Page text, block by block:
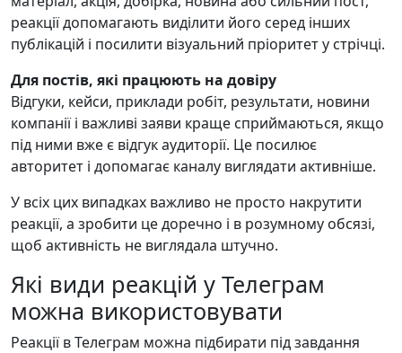
реакції допомагають виділити його серед інших
публікацій і посилити візуальний пріоритет у стрічці.
Для постів, які працюють на довіру
Відгуки, кейси, приклади робіт, результати, новини
компанії і важливі заяви краще сприймаються, якщо
під ними вже є відгук аудиторії. Це посилює
авторитет і допомагає каналу виглядати активніше.
У всіх цих випадках важливо не просто накрутити
реакції, а зробити це доречно і в розумному обсязі,
щоб активність не виглядала штучно.
Які види реакцій у Телеграм
можна використовувати
Реакції в Телеграм можна підбирати під завдання